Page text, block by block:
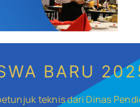
BARU
teknis dari Dinas